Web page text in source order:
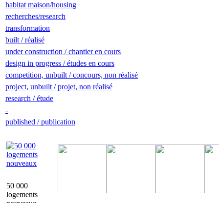
habitat maison/housing
recherches/research
transformation
built / réalisé
under construction / chantier en cours
design in progress / études en cours
competition, unbuilt / concours, non réalisé
project, unbuilt / projet, non réalisé
research / étude
-
published / publication
50 000
logements